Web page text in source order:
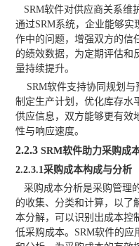
SRM软件对供应商关系维
通过SRM系统，企业能够
作中的问题，增强双方的信
的绩效数据，为定期评估和
量持续提升。
SRM软件支持协同规划与
制定生产计划，优化库存水
供应信息，双方能够更有效
性与响应速度。
2.2.3 SRM软件助力采购成
2.2.3.1采购成本构成与分析
采购成本分析是采购管理
的收集、分类和计算，以了
本分解，可以识别出成本控
低采购成本。 SRM软件的应